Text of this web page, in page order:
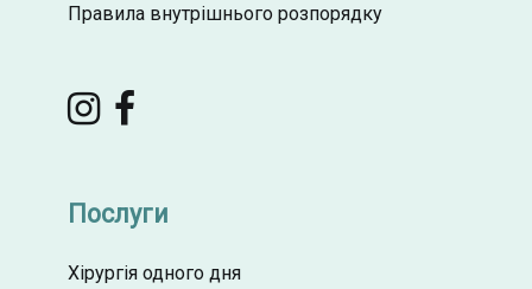
Правила внутрішнього розпорядку
Послуги
Хірургія одного дня